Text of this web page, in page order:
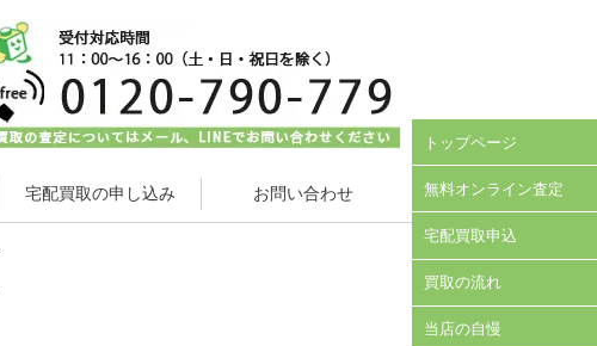
宅配買取の申し込み お問い合わせ
トップページ
無料オンライン査定
宅配買取申込
買取の流れ
当店の自慢